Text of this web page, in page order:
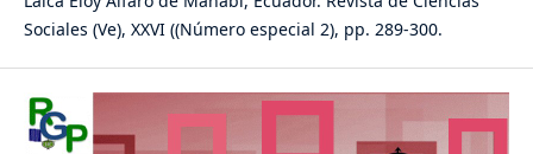
Sociales (Ve), XXVI ((Número especial 2), pp. 289-300.